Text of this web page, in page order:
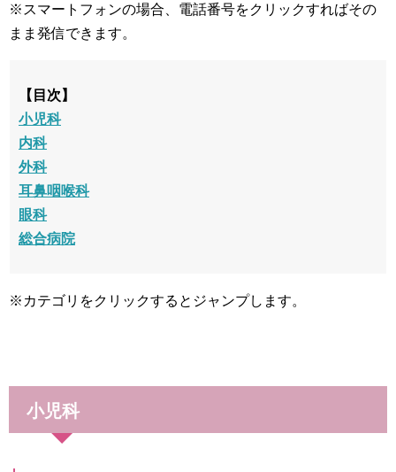
※スマートフォンの場合、電話番号をクリックすればその
まま発信できます。
【目次】
小児科
内科
外科
耳鼻咽喉科
眼科
総合病院
※カテゴリをクリックするとジャンプします。
小児科